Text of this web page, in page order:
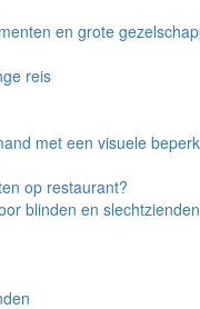
en grote
reis
met een visuele
op restaurant?
blinden en